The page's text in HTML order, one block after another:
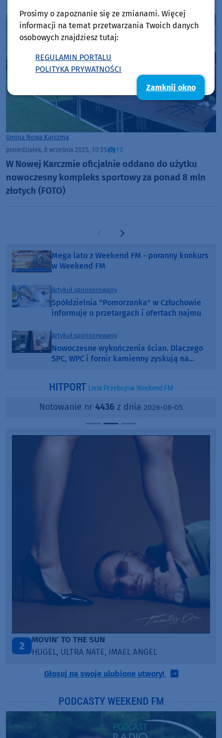
Gmina Nowa Karczma
poniedziałek, 8 września 2025, 10:35 13
W Nowej Karczmie oficjalnie oddano do użytku
nowoczesny kompleks sportowy za ponad 8 mln
złotych (FOTO)
Poprzednia strona
Następna strona
Mega lato z Weekend FM - poranny konkurs
w Weekend FM
Artykuł sponsorowany
Spółdzielnia "Pomorzanka" w Człuchowie
informuje o przetargach i ofertach najmu
Artykuł sponsorowany
Nowoczesne wykończenia ścian. Dlaczego
SPC, WPC i fornir kamienny zyskują na
HITPORT Lista Przebojów Weekend FM
Notowanie nr 4436 z dnia 2026-08-05
3
TAŃCZ!
BLETKA
Głosuj na swoje ulubione utwory!
PODCASTY WEEKEND FM
Prosimy o zapoznanie się ze zmianami. Więcej
informacji na temat przetwarzania Twoich danych
osobowych znajdziesz tutaj:
REGULAMIN PORTALU
POLITYKA PRYWATNOŚCI
Zamknij okno